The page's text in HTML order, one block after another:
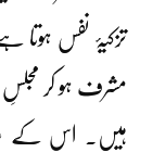
تزکیۂ نفس ہوتا
مشرف ہو کر مجلسِ
ہیں۔ اس کے